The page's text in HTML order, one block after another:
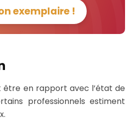
exemplaire !
être en rapport avec l’état de
professionnels estiment